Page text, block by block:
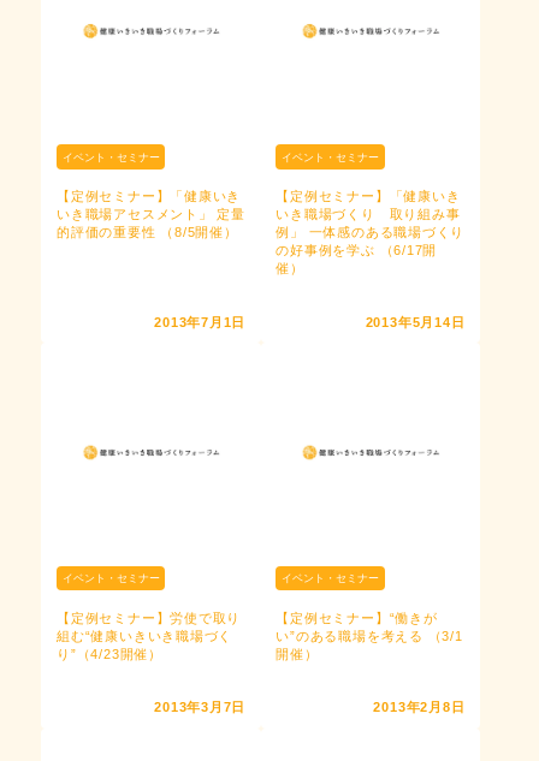
イベント・セミナー
【定例セミナー】「健康いき
いき職場アセスメント」 定量
的評価の重要性 （8/5開催）
2013年7月1日
イベント・セミナー
【定例セミナー】「健康いき
いき職場づくり 取り組み事
例」 一体感のある職場づくり
の好事例を学ぶ （6/17開
催）
2013年5月14日
イベント・セミナー
【定例セミナー】労使で取り
組む“健康いきいき職場づく
り”（4/23開催）
2013年3月7日
イベント・セミナー
【定例セミナー】“働きが
い”のある職場を考える （3/1
開催）
2013年2月8日